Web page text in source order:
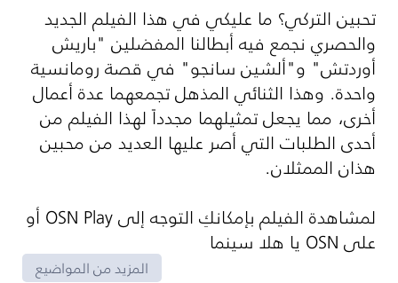
تحبين التركي؟ ما عليكي في هذا الفيلم الجديد
والحصري نجمع فيه أبطالنا المفضلين "باريش
أوردتش" و"ألشين سانجو" في قصة رومانسية
واحدة. وهذا الثنائي المذهل تجمعهما عدة أعمال
أخرى، مما يجعل تمثيلهما مجدداً لهذا الفيلم من
أحدى الطلبات التي أصر عليها العديد من محبين
هذان الممثلان.
لمشاهدة الفيلم بإمكانكِ التوجه إلى OSN Play أو
على OSN يا هلا سينما
المزيد من المواضيع